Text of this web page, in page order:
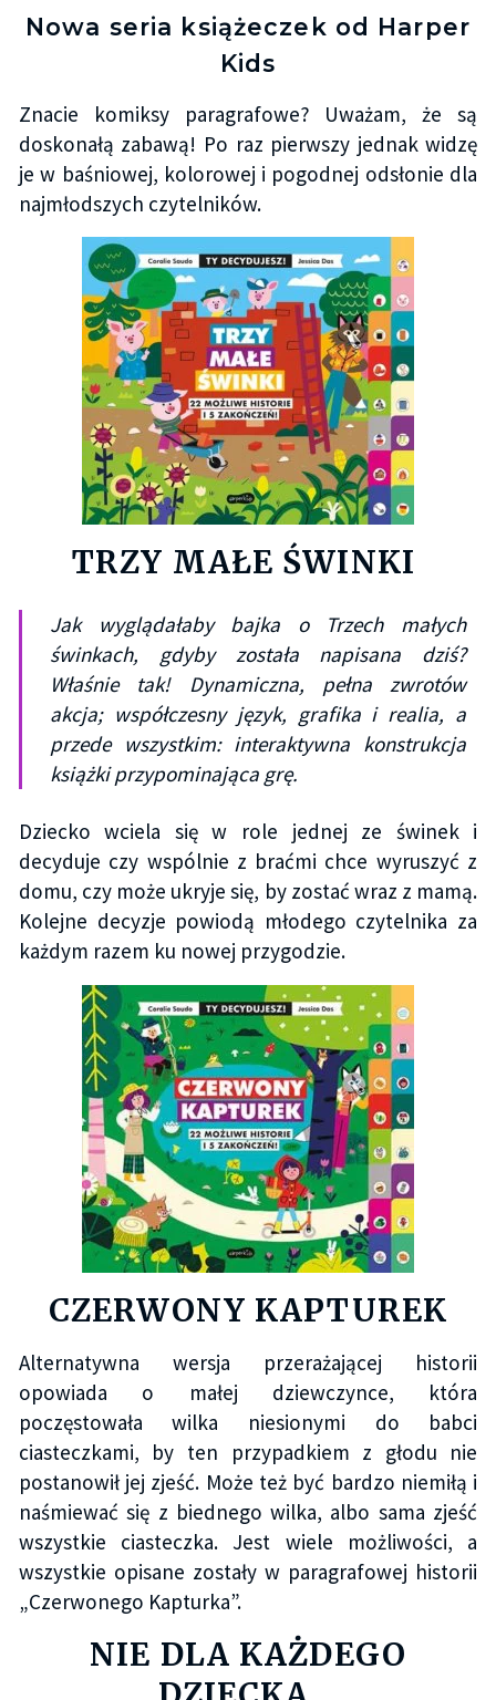
Nowa seria książeczek od Harper
Kids
Znacie komiksy paragrafowe? Uważam, że są
doskonałą zabawą! Po raz pierwszy jednak widzę
je w baśniowej, kolorowej i pogodnej odsłonie dla
najmłodszych czytelników.
TRZY MAŁE ŚWINKI
Jak wyglądałaby bajka o Trzech małych
świnkach, gdyby została napisana dziś?
Właśnie tak! Dynamiczna, pełna zwrotów
akcja; współczesny język, grafika i realia, a
przede wszystkim: interaktywna konstrukcja
książki przypominająca grę.
Dziecko wciela się w role jednej ze świnek i
decyduje czy wspólnie z braćmi chce wyruszyć z
domu, czy może ukryje się, by zostać wraz z mamą.
Kolejne decyzje powiodą młodego czytelnika za
każdym razem ku nowej przygodzie.
CZERWONY KAPTUREK
Alternatywna wersja przerażającej historii
opowiada o małej dziewczynce, która
poczęstowała wilka niesionymi do babci
ciasteczkami, by ten przypadkiem z głodu nie
postanowił jej zjeść. Może też być bardzo niemiłą i
naśmiewać się z biednego wilka, albo sama zjeść
wszystkie ciasteczka. Jest wiele możliwości, a
wszystkie opisane zostały w paragrafowej historii
„Czerwonego Kapturka”.
NIE DLA KAŻDEGO